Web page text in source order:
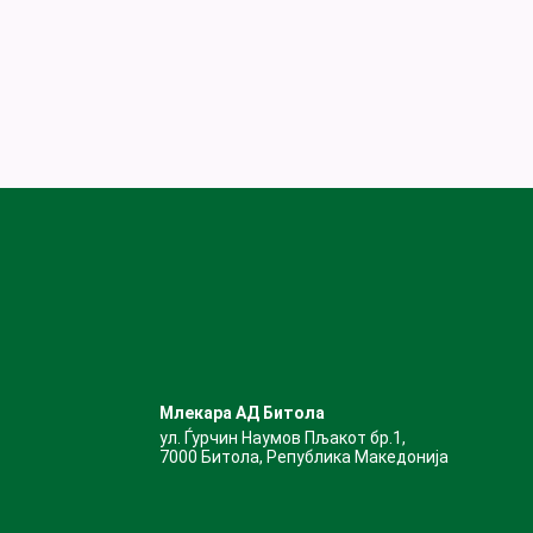
Млекара АД Битола
ул. Ѓурчин Наумов Пљакот бр.1,
7000 Битола, Република Македонија